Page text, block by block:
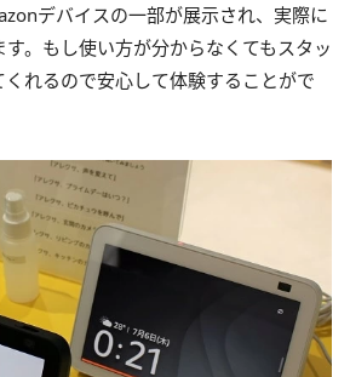
デバイスの一部が展示され、実際に
。もし使い方が分からなくてもスタッ
れるので安心して体験することがで